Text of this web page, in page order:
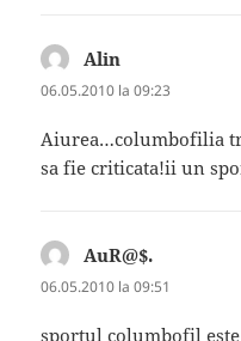
Alin
06.05.2010 la 09:23
Aiurea…columbofilia
sa fie criticata!ii un
AuR@$.
06.05.2010 la 09:51
sportul columbofil